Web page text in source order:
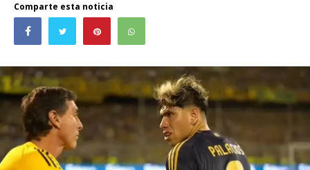
Comparte esta noticia